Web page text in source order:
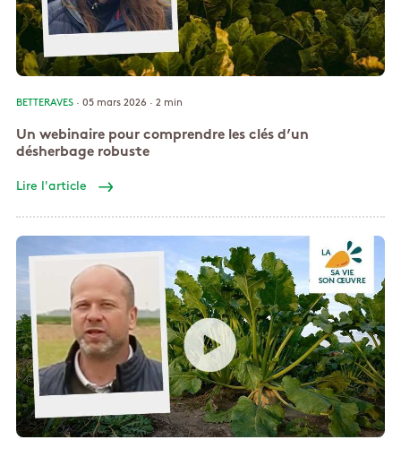
BETTERAVES· 05 mars 2026 · 2 min
Un webinaire pour comprendre les clés d’un
désherbage robuste
Lire l'article